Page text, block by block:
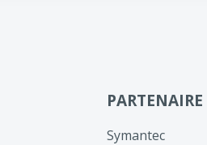
PARTENAIRE
Symantec